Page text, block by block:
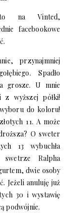
na Vinted,
facebookowe
przynajmniej
Spadło
grosze. U mnie
z wyższej półki!
do koloru!
11. A może
O sweter
13 wybuchła
Ralpha
dwie osoby
Jeżeli anuluję już
30 i wystawię
podwójnie.